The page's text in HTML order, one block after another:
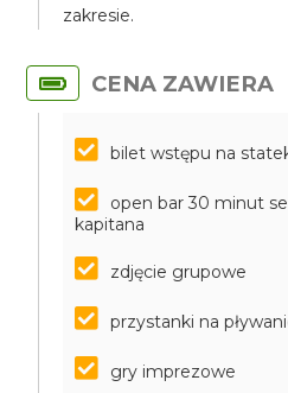
zakresie.
CENA ZAWIERA
bilet wstępu na
open bar 30 minut
kapitana
zdjęcie grupowe
przystanki na
gry imprezowe